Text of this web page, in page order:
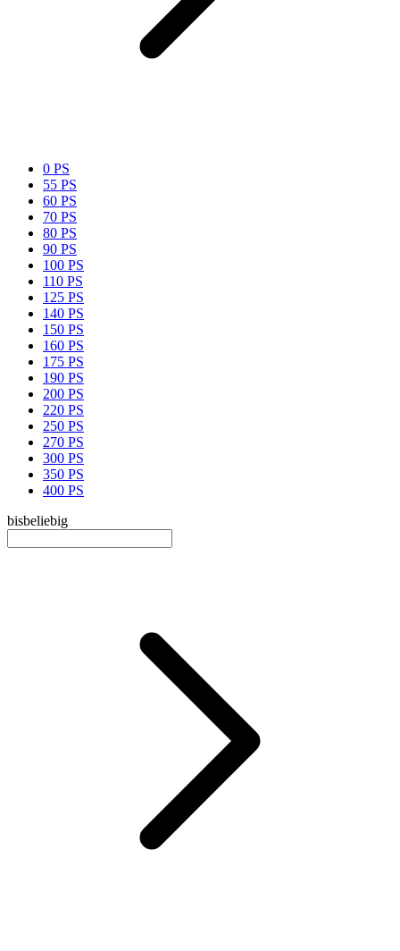
0 PS
55 PS
60 PS
70 PS
80 PS
90 PS
100 PS
110 PS
125 PS
140 PS
150 PS
160 PS
175 PS
190 PS
200 PS
220 PS
250 PS
270 PS
300 PS
350 PS
400 PS
bisbeliebig